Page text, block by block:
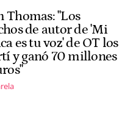
Thomas: "Los
de autor de 'Mi
es tu voz' de OT los
y ganó 70 millones